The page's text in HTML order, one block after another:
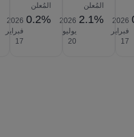
2026‎
فبراير
‎17
المُعلن
2.1%
2026‎
يوليو
‎20
المُعلن
0.2%
2026‎
فبراير
‎17